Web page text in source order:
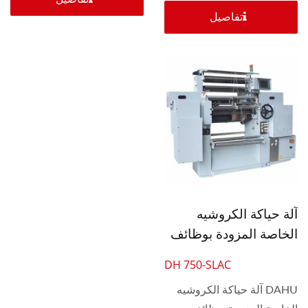
تفاصيل
آلة حياكة الكروشيه
الخاصة المزودة بوظائف
DH 750-SLAC
DAHU آلة حياكة الكروشيه